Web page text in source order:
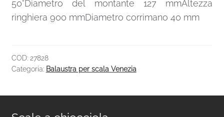
50°Diametro del montante 127 mmAltezza
ringhiera 900 mmDiametro corrimano 40 mm
COD: 27828
Categoria: Balaustra per scala Venezia